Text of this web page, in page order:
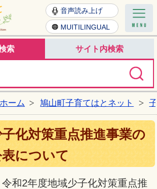
子育てはとねっと
音声読み上げ
MUITILINGUAL
索 サイト内検索
ホーム 鳩山町子育てはとネット
化対策重点推進事業の
について
和2年度地域少子化対策重点推